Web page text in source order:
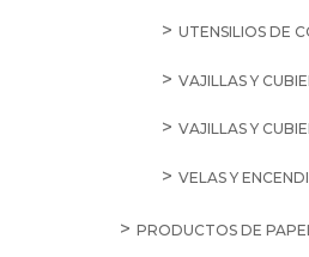
UTENSILIOS DE
VAJILLAS Y
VAJILLAS Y
VELAS Y
PRODUCTOS DE